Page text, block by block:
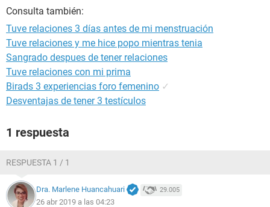
Consulta también:
Tuve relaciones 3 días antes de mi menstruación
Tuve relaciones y me hice popo mientras tenia
Sangrado despues de tener relaciones
Tuve relaciones con mi prima
Birads 3 experiencias foro femenino ✓
Desventajas de tener 3 testículos
1 respuesta
RESPUESTA 1 / 1
Dra. Marlene Huancahuari 29.005
26 abr 2019 a las 04:23